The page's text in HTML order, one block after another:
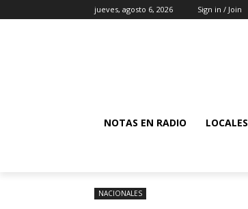
jueves, agosto 6, 2026 Sign in / Join
NOTAS EN RADIO LOCALES
NACIONALES